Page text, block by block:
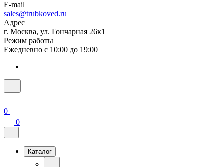
E-mail
sales@trubkoved.ru
Адрес
г. Москва, ул. Гончарная 26к1
Режим работы
Ежедневно с 10:00 до 19:00
0
0
Каталог